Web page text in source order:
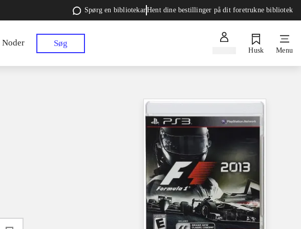
Spørg en bibliotekarHent dine bestillinger på dit foretrukne bibliotek
Noder Søg
Husk Menu